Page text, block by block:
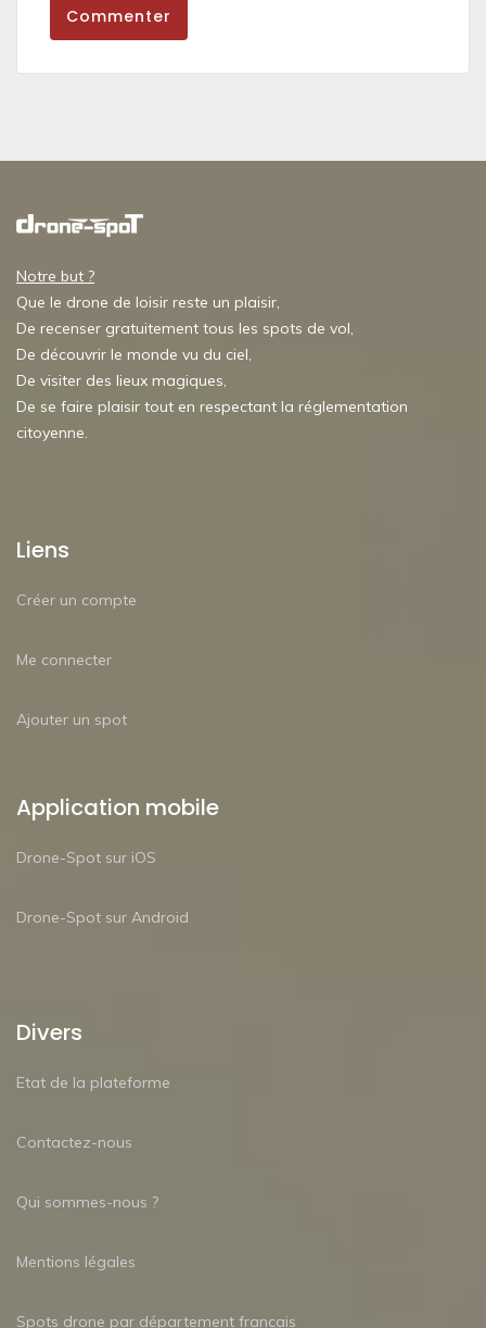
Commenter
Notre but ?
Que le drone de loisir reste un plaisir,
De recenser gratuitement tous les spots de vol,
De découvrir le monde vu du ciel,
De visiter des lieux magiques,
De se faire plaisir tout en respectant la réglementation
citoyenne.
Liens
Créer un compte
Me connecter
Ajouter un spot
Application mobile
Drone-Spot sur iOS
Drone-Spot sur Android
Divers
Etat de la plateforme
Contactez-nous
Qui sommes-nous ?
Mentions légales
Spots drone par département francais